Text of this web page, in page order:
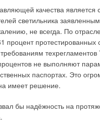
качества является
светильника
не всегда. По
процент протестированных
требованиям
не выполняют
паспортах. Это
имеет решение.
бы надёжность на
показатели объёмов
И это особенно
в плане
затрат.
выработку
ротора, но при
диаметром более 150
конструкционные
растут,
трудоёмкой и
демократическая)
устроить «Зелёную
которая позволит
рабочих мест, и
«экономики с
к 2030 году. В США
популизмом конгрессвумен
«крестовые
направленную на
выбросов парниковых